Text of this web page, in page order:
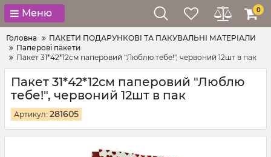
Меню 0
Головна
ПАКЕТИ ПОДАРУНКОВІ ТА ПАКУВАЛЬНІ МАТЕРІАЛИ
Паперові пакети
Пакет 31*42*12см паперовий "Люблю тебе!", червоний 12шт в пак
Пакет 31*42*12см паперовий "Люблю
тебе!", червоний 12шт в пак
Артикул: 281605